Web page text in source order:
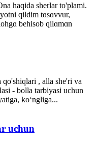
haqida sherlar to'plami.
qildim tɑsɑvvur,
behisob qilɑmɑn
, alla she'ri va
- bolla tarbiyasi uchun
ko‘ngliga...
uchun